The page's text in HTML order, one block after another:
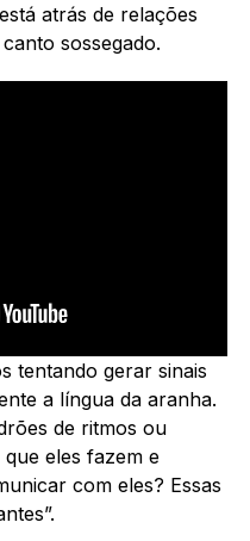
atrás de relações
sossegado.
tentando gerar sinais
a língua da aranha.
de ritmos ou
eles fazem e
com eles? Essas